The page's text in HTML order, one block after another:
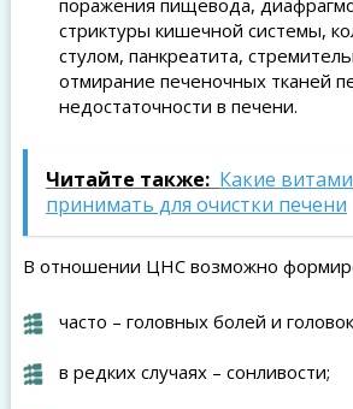
поражения пищевода,
стриктуры кишечной системы,
стулом, панкреатита,
отмирание печеночных тканей
недостаточности в печени.
Читайте также: Какие
принимать для очистки печени
В отношении ЦНС возможно
часто – головных болей и
в редких случаях – сонливости;